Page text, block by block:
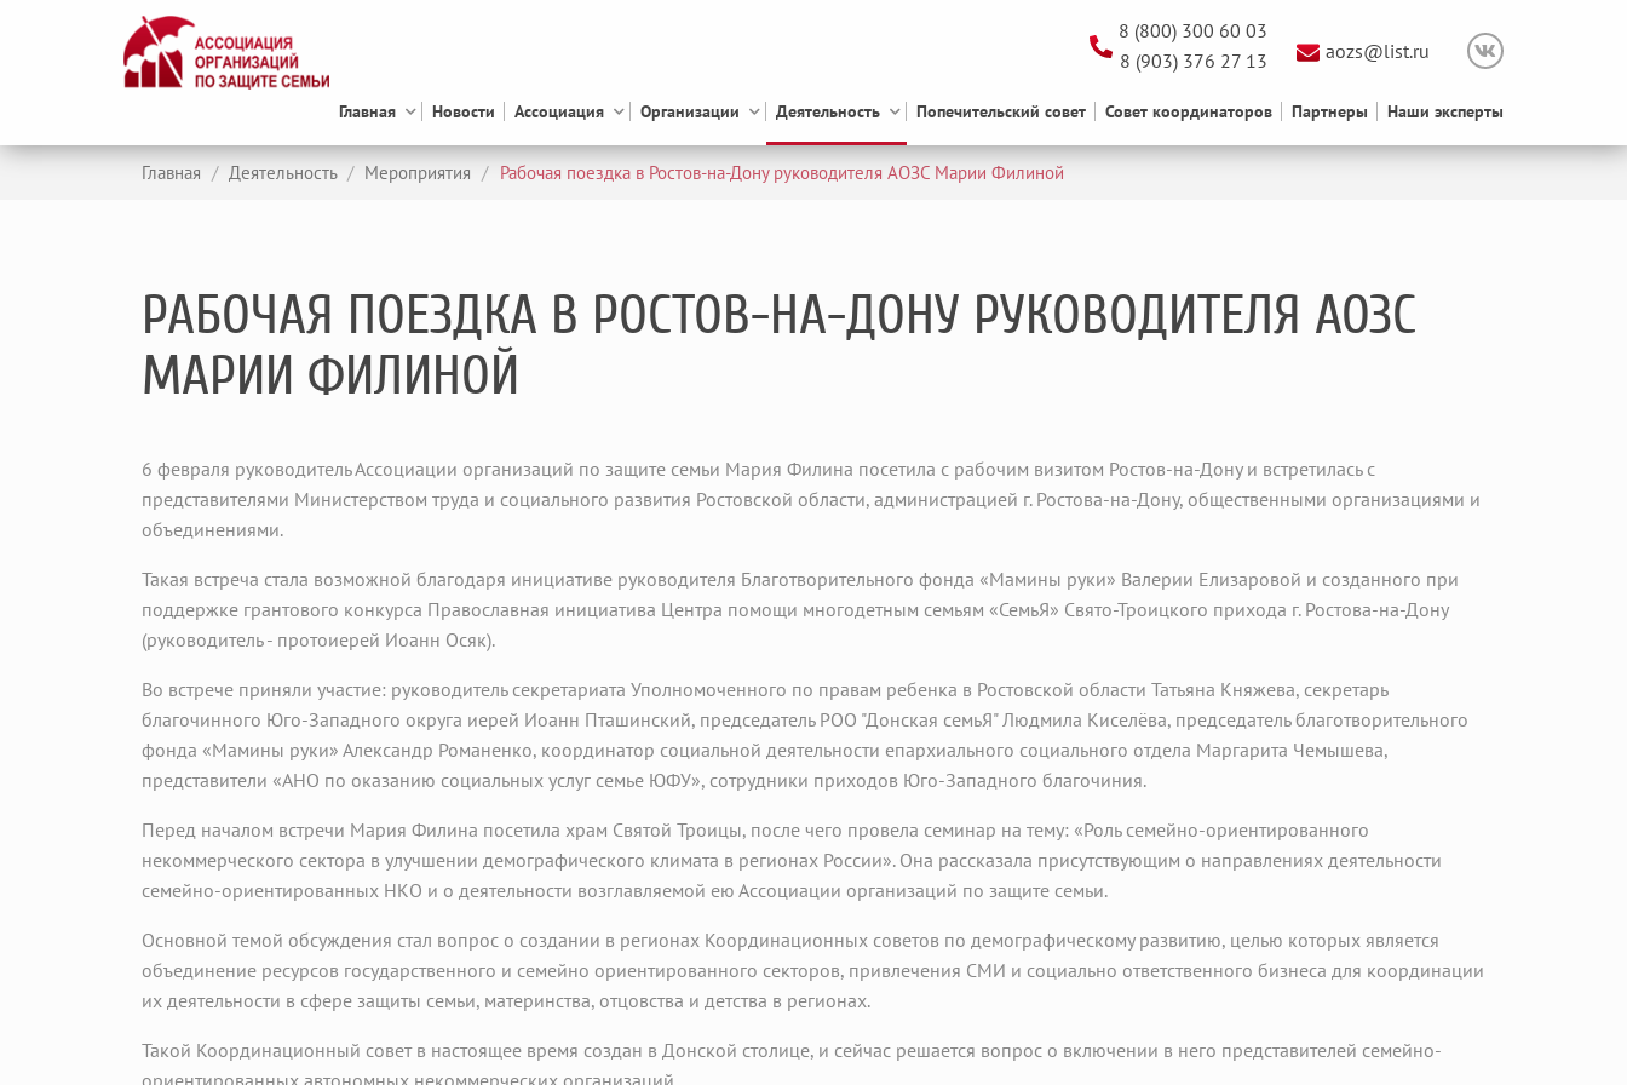
8 (800) 300 60 03
8 (903) 376 27 13
aozs@list.ru
Главная Новости Ассоциация Организации Деятельность Попечительский совет Совет координаторов Партнеры Наши эксперты
Главная / Деятельность / Мероприятия / Рабочая поездка в Ростов-на-Дону руководителя АОЗС Марии Филиной
РАБОЧАЯ ПОЕЗДКА В РОСТОВ-НА-ДОНУ РУКОВОДИТЕЛЯ АОЗС
МАРИИ ФИЛИНОЙ
6 февраля руководитель Ассоциации организаций по защите семьи Мария Филина посетила с рабочим визитом Ростов-на-Дону и встретилась с
представителями Министерством труда и социального развития Ростовской области, администрацией г. Ростова-на-Дону, общественными организациями и
объединениями.
Такая встреча стала возможной благодаря инициативе руководителя Благотворительного фонда «Мамины руки» Валерии Елизаровой и созданного при
поддержке грантового конкурса Православная инициатива Центра помощи многодетным семьям «СемьЯ» Свято-Троицкого прихода г. Ростова-на-Дону
(руководитель - протоиерей Иоанн Осяк).
Во встрече приняли участие: руководитель секретариата Уполномоченного по правам ребенка в Ростовской области Татьяна Княжева, секретарь
благочинного Юго-Западного округа иерей Иоанн Пташинский, председатель РОО "Донская семьЯ" Людмила Киселёва, председатель благотворительного
фонда «Мамины руки» Александр Романенко, координатор социальной деятельности епархиального социального отдела Маргарита Чемышева,
представители «АНО по оказанию социальных услуг семье ЮФУ», сотрудники приходов Юго-Западного благочиния.
Перед началом встречи Мария Филина посетила храм Святой Троицы, после чего провела семинар на тему: «Роль семейно-ориентированного
некоммерческого сектора в улучшении демографического климата в регионах России». Она рассказала присутствующим о направлениях деятельности
семейно-ориентированных НКО и о деятельности возглавляемой ею Ассоциации организаций по защите семьи.
Основной темой обсуждения стал вопрос о создании в регионах Координационных советов по демографическому развитию, целью которых является
объединение ресурсов государственного и семейно ориентированного секторов, привлечения СМИ и социально ответственного бизнеса для координации
их деятельности в сфере защиты семьи, материнства, отцовства и детства в регионах.
Такой Координационный совет в настоящее время создан в Донской столице, и сейчас решается вопрос о включении в него представителей семейно-
ориентированных автономных некоммерческих организаций.